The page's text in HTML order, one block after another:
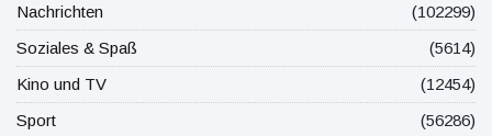
Nachrichten
(102299)
Soziales & Spaß
(5614)
Kino und TV
(12454)
Sport
(56286)